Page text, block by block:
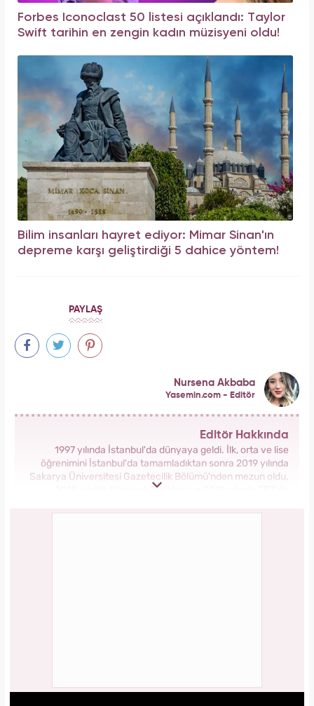
Forbes Iconoclast 50 listesi açıklandı: Taylor
Swift tarihin en zengin kadın müzisyeni oldu!
Bilim insanları hayret ediyor: Mimar Sinan'ın
depreme karşı geliştirdiği 5 dahice yöntem!
PAYLAŞ
Nursena Akbaba
Yasemin.com - Editör
Editör Hakkında
1997 yılında İstanbul'da dünyaya geldi. İlk, orta ve lise
öğrenimini İstanbul'da tamamladıktan sonra 2019 yılında
Sakarya Üniversitesi Gazetecilik Bölümü'nden mezun oldu.
2018 yılında Hürriyet Gazetesi ve 2019 yılında TRT'de
Grubu bünyesinde yer alan Yasemin.com'da İçerik Editörü